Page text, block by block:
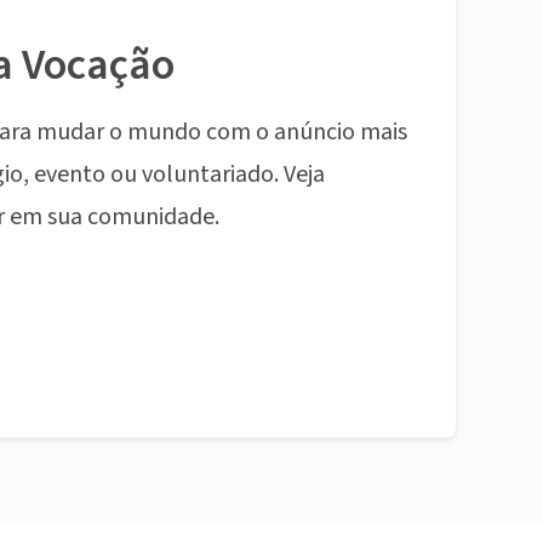
Vocação
mudar o mundo com o anúncio mais
evento ou voluntariado. Veja
sua comunidade.